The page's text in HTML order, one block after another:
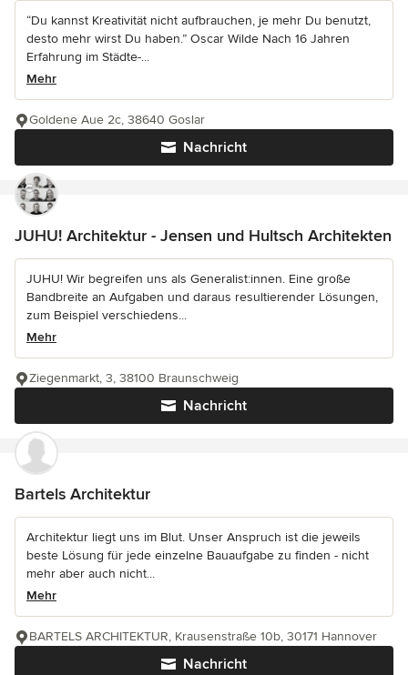
“Du kannst Kreativität nicht aufbrauchen, je mehr Du benutzt,
desto mehr wirst Du haben.” Oscar Wilde Nach 16 Jahren
Erfahrung im Städte-...
Mehr
Nachricht
Goldene Aue 2c, 38640 Goslar
JUHU! Architektur - Jensen und Hultsch Architekten
JUHU! Wir begreifen uns als Generalist:innen. Eine große
Bandbreite an Aufgaben und daraus resultierender Lösungen,
zum Beispiel verschiedens...
Mehr
Nachricht
Ziegenmarkt, 3, 38100 Braunschweig
Bartels Architektur
Architektur liegt uns im Blut. Unser Anspruch ist die jeweils
beste Lösung für jede einzelne Bauaufgabe zu finden - nicht
mehr aber auch nicht...
Mehr
Nachricht
BARTELS ARCHITEKTUR, Krausenstraße 10b, 30171 Hannover